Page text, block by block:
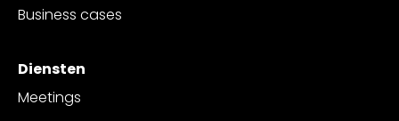
Business cases
Diensten
Meetings